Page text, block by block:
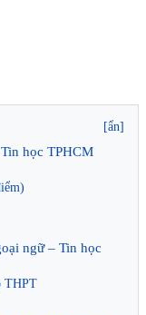
[ẩn]
học TPHCM
ngữ – Tin học
THPT